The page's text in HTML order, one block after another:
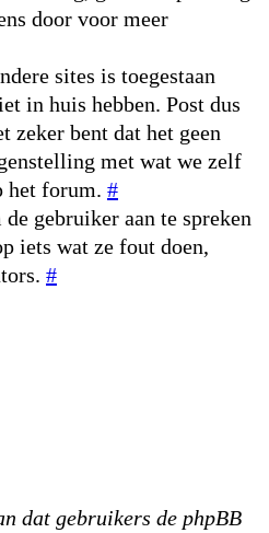
door voor meer
sites is toegestaan
in huis hebben. Post dus
zeker bent dat het geen
met wat we zelf
het forum. #
gebruiker aan te spreken
iets wat ze fout doen,
#
dat gebruikers de phpBB